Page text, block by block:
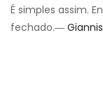
É simples assim.
fechado.―